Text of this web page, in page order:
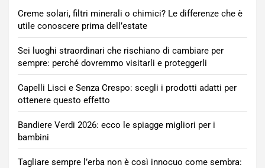
Creme solari, filtri minerali o chimici? Le differenze che è
utile conoscere prima dell’estate
Sei luoghi straordinari che rischiano di cambiare per
sempre: perché dovremmo visitarli e proteggerli
Capelli Lisci e Senza Crespo: scegli i prodotti adatti per
ottenere questo effetto
Bandiere Verdi 2026: ecco le spiagge migliori per i
bambini
Tagliare sempre l’erba non è così innocuo come sembra: